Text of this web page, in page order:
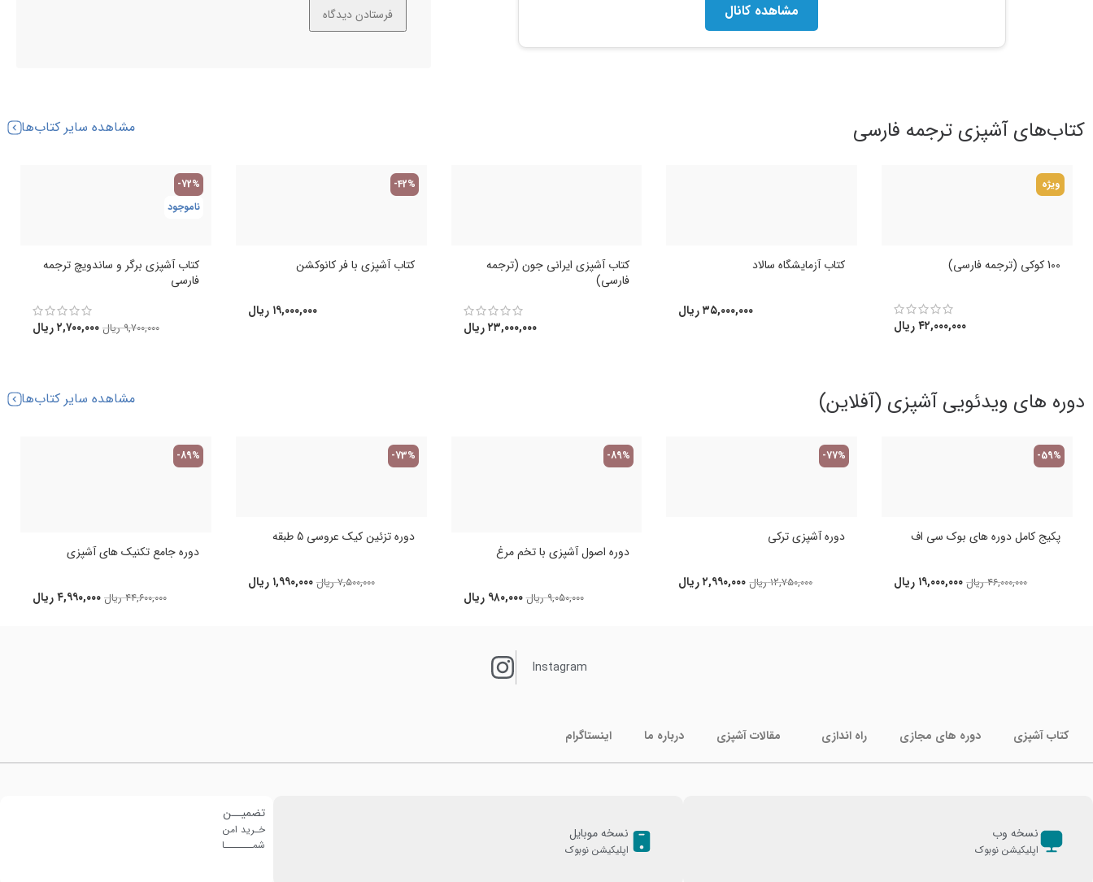
مشاهده کانال
کتاب‌های آشپزی ترجمه فارسی مشاهده سایر کتاب‌ها
ویژه
100 کوکی (ترجمه فارسی)
۴۲,۰۰۰,۰۰۰ریال
کتاب آزمایشگاه سالاد
۳۵,۰۰۰,۰۰۰ ریال
کتاب آشپزی ایرانی جون (ترجمه
فارسی)
۲۳,۰۰۰,۰۰۰ریال
-42%
کتاب آشپزی با فر کانوکشن
۱۹,۰۰۰,۰۰۰ ریال
-72%
ناموجود
کتاب آشپزی برگر و ساندویچ ترجمه
فارسی
۹,۷۰۰,۰۰۰ ریال ۲,۷۰۰,۰۰۰ریال
دوره های ویدئویی آشپزی (آفلاین) مشاهده سایر کتاب‌ها
-59%
پکیج کامل دوره های بوک سی اف
۴۶,۰۰۰,۰۰۰ ریال ۱۹,۰۰۰,۰۰۰ ریال
-77%
دوره آشپزی ترکی
۱۲,۷۵۰,۰۰۰ ریال ۲,۹۹۰,۰۰۰ ریال
-89%
دوره اصول آشپزی با تخم مرغ
۹,۰۵۰,۰۰۰ ریال ۹۸۰,۰۰۰ ریال
-73%
دوره تزئین کیک عروسی 5 طبقه
۷,۵۰۰,۰۰۰ ریال ۱,۹۹۰,۰۰۰ ریال
-89%
دوره جامع تکنیک های آشپزی
۴۴,۶۰۰,۰۰۰ ریال ۴,۹۹۰,۰۰۰ریال
Instagram
کتاب آشپزی دوره های مجازی راه اندازی مقالات آشپزی درباره ما اینستاگرام
نسخه وب
اپلیکیشن نوبوک
نسخه موبایل
اپلیکیشن نوبوک
تضمیــن
خـرید امن
شمـــــــا